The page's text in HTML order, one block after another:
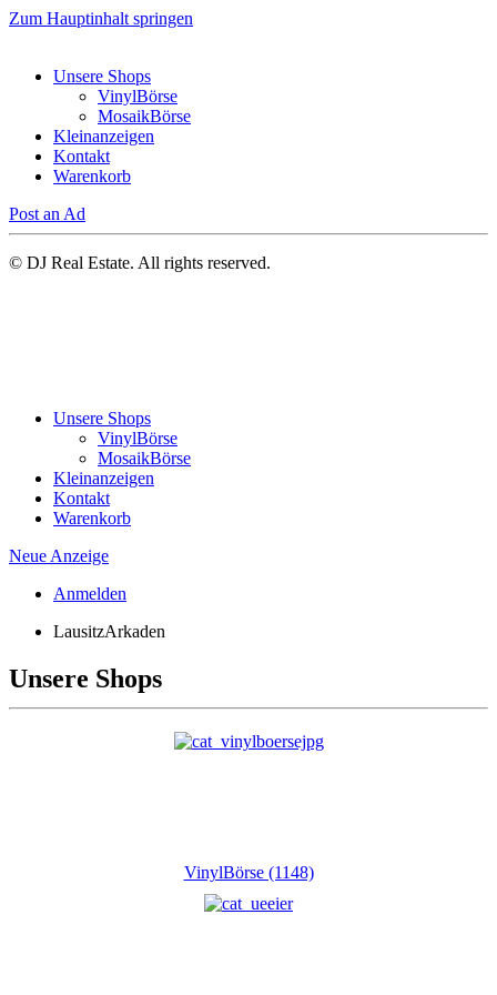
Zum Hauptinhalt springen
Unsere Shops
VinylBörse
MosaikBörse
Kleinanzeigen
Kontakt
Warenkorb
Post an Ad
© DJ Real Estate. All rights reserved.
Unsere Shops
VinylBörse
MosaikBörse
Kleinanzeigen
Kontakt
Warenkorb
Neue Anzeige
Anmelden
LausitzArkaden
Unsere Shops
VinylBörse (1148)